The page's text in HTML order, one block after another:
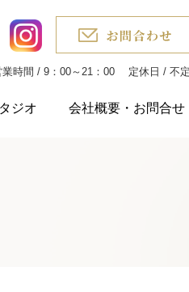
時間 / 9：00～21：00 定休日 / 不
ジオ 会社概要・お問合せ